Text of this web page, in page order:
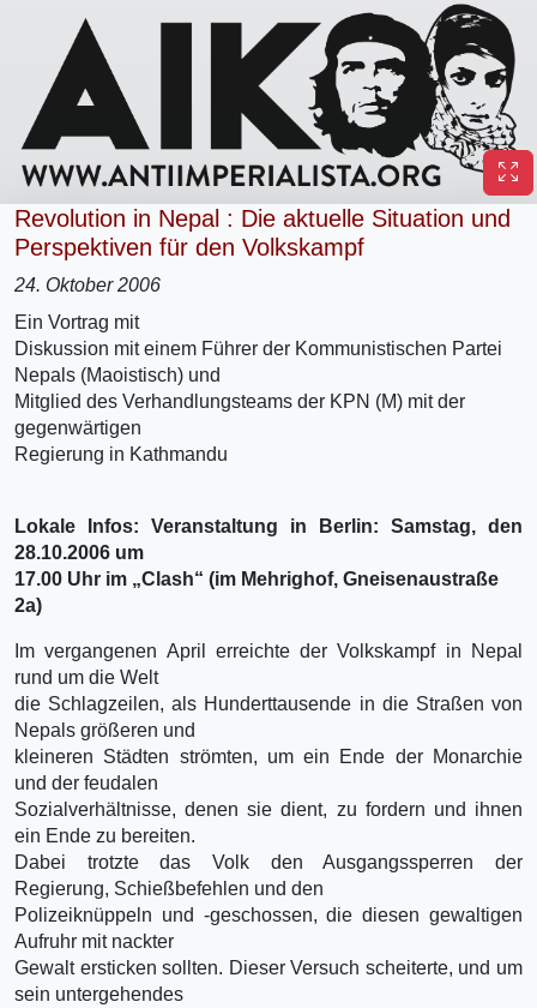
Revolution in Nepal : Die aktuelle Situation und
Perspektiven für den Volkskampf
24. Oktober 2006
Ein Vortrag mit
Diskussion mit einem Führer der Kommunistischen Partei
Nepals (Maoistisch) und
Mitglied des Verhandlungsteams der KPN (M) mit der
gegenwärtigen
Regierung in Kathmandu
Lokale Infos: Veranstaltung in Berlin: Samstag, den
28.10.2006 um
17.00 Uhr im „Clash“ (im Mehrighof, Gneisenaustraße
2a)
Im vergangenen April erreichte der Volkskampf in Nepal
rund um die Welt
die Schlagzeilen, als Hunderttausende in die Straßen von
Nepals größeren und
kleineren Städten strömten, um ein Ende der Monarchie
und der feudalen
Sozialverhältnisse, denen sie dient, zu fordern und ihnen
ein Ende zu bereiten.
Dabei trotzte das Volk den Ausgangssperren der
Regierung, Schießbefehlen und den
Polizeiknüppeln und -geschossen, die diesen gewaltigen
Aufruhr mit nackter
Gewalt ersticken sollten. Dieser Versuch scheiterte, und um
sein untergehendes